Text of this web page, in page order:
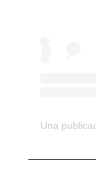
Una